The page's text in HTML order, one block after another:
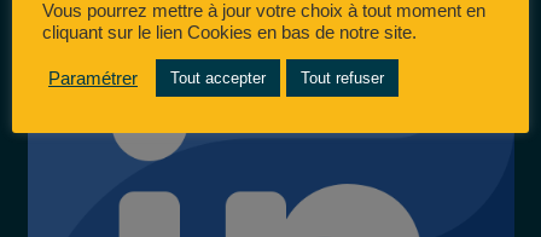
Vous pourrez mettre à jour votre choix à tout moment en
cliquant sur le lien Cookies en bas de notre site.
Paramétrer Tout accepter Tout refuser